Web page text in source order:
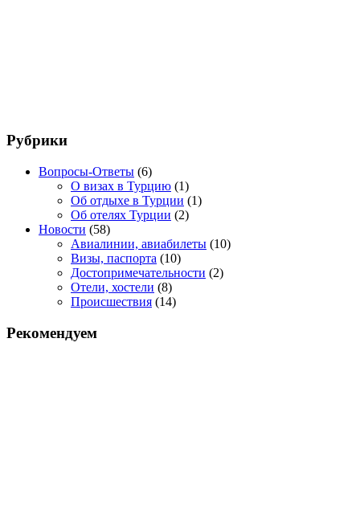
Рубрики
Вопросы-Ответы (6)
О визах в Турцию (1)
Об отдыхе в Турции (1)
Об отелях Турции (2)
Новости (58)
Авиалинии, авиабилеты (10)
Визы, паспорта (10)
Достопримечательности (2)
Отели, хостели (8)
Происшествия (14)
Рекомендуем